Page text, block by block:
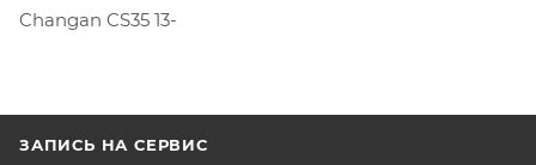
Changan CS35 13-
ЗАПИСЬ НА СЕРВИС